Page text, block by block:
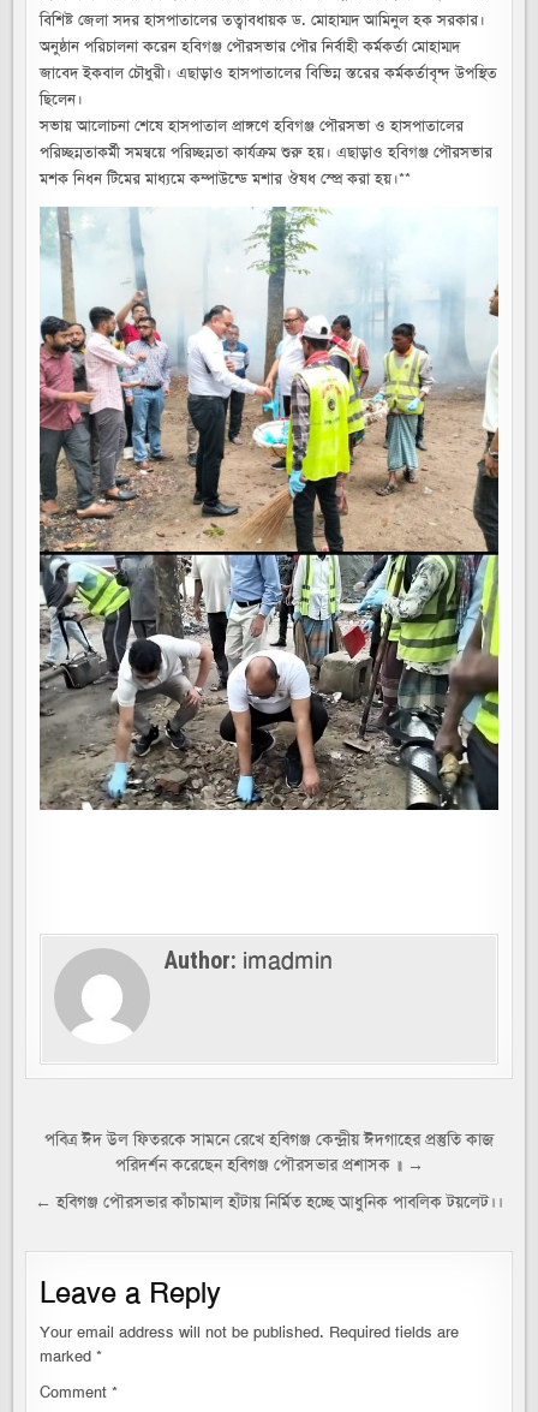
বিশিষ্ট জেলা সদর হাসপাতালের তত্বাবধায়ক ড. মোহাম্মদ আমিনুল হক সরকার।
অনুষ্ঠান পরিচালনা করেন হবিগঞ্জ পৌরসভার পৌর নির্বাহী কর্মকর্তা মোহাম্মদ
জাবেদ ইকবাল চৌধুরী। এছাড়াও হাসপাতালের বিভিন্ন স্তরের কর্মকর্তাবৃন্দ উপস্থিত
ছিলেন।
সভায় আলোচনা শেষে হাসপাতাল প্রাঙ্গণে হবিগঞ্জ পৌরসভা ও হাসপাতালের
পরিচ্ছন্নতাকর্মী সমন্বয়ে পরিচ্ছন্নতা কার্যক্রম শুরু হয়। এছাড়াও হবিগঞ্জ পৌরসভার
মশক নিধন টিমের মাধ্যমে কম্পাউন্ডে মশার ঔষধ স্প্রে করা হয়।**
Author: imadmin
Post
navigation
পবিত্র ঈদ উল ফিতরকে সামনে রেখে হবিগঞ্জ কেন্দ্রীয় ঈদগাহের প্রস্তুতি কাজ
পরিদর্শন করেছেন হবিগঞ্জ পৌরসভার প্রশাসক ॥ →
← হবিগঞ্জ পৌরসভার কাঁচামাল হাঁটায় নির্মিত হচ্ছে আধুনিক পাবলিক টয়লেট।।
Leave a Reply
Your email address will not be published. Required fields are
marked*
Comment*